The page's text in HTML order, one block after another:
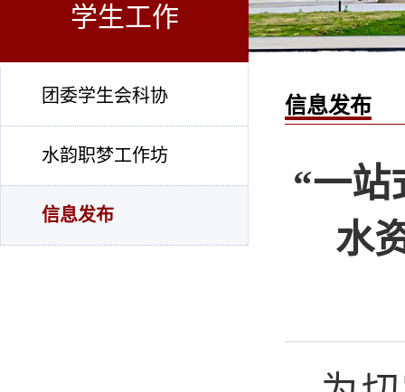
学生工作
团委学生会科协
水韵职梦工作坊
信息发布
信息发布
“一站
水